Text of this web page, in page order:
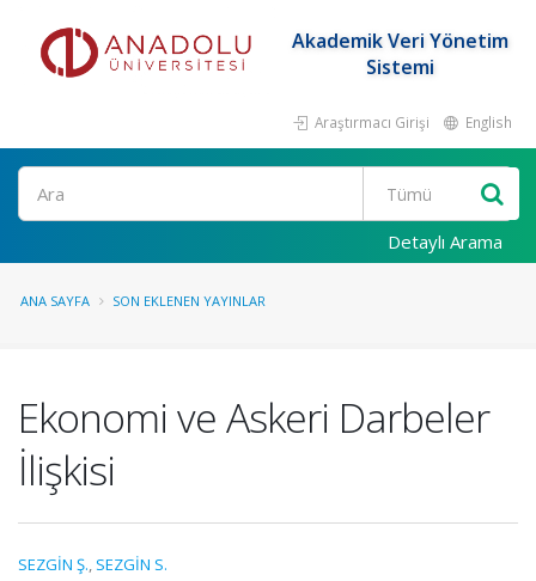
Akademik Veri Yönetim
Sistemi
Araştırmacı Girişi English
Ara
Detaylı Arama
ANA SAYFA SON EKLENEN YAYINLAR
Ekonomi ve Askeri Darbeler
İlişkisi
SEZGİN Ş., SEZGİN S.